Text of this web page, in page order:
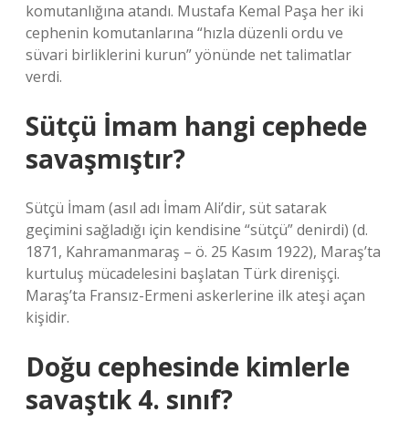
komutanlığına atandı. Mustafa Kemal Paşa her iki
cephenin komutanlarına “hızla düzenli ordu ve
süvari birliklerini kurun” yönünde net talimatlar
verdi.
Sütçü İmam hangi cephede
savaşmıştır?
Sütçü İmam (asıl adı İmam Ali’dir, süt satarak
geçimini sağladığı için kendisine “sütçü” denirdi) (d.
1871, Kahramanmaraş – ö. 25 Kasım 1922), Maraş’ta
kurtuluş mücadelesini başlatan Türk direnişçi.
Maraş’ta Fransız-Ermeni askerlerine ilk ateşi açan
kişidir.
Doğu cephesinde kimlerle
savaştık 4. sınıf?